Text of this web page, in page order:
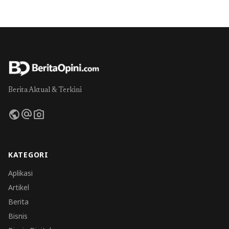
Berita Aktual & Terkini
publicalternate_emailphoto_camera
KATEGORI
Aplikasi
Artikel
Berita
Bisnis